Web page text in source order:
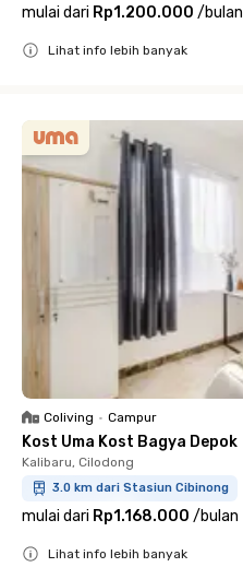
mulai dari Rp1.200.000 /bulan
Lihat info lebih banyak
Coliving • Campur
Kost Uma Kost Bagya Depok
Kalibaru, Cilodong
3.0 km dari Stasiun Cibinong
mulai dari Rp1.168.000 /bulan
Lihat info lebih banyak